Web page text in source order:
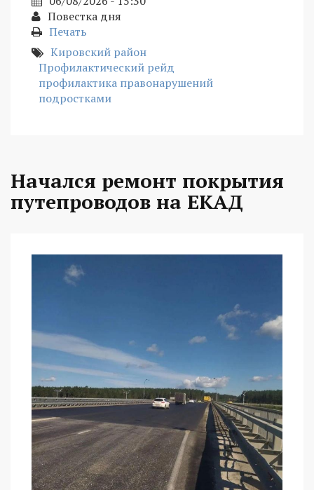
Повестка дня
Печать
Кировский район
Профилактический рейд
профилактика правонарушений
подростками
Начался ремонт покрытия
путепроводов на ЕКАД